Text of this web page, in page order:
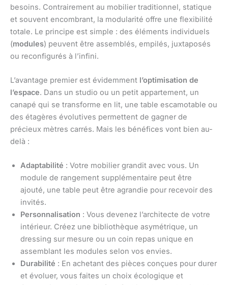
besoins. Contrairement au mobilier traditionnel, statique
et souvent encombrant, la modularité offre une flexibilité
totale. Le principe est simple : des éléments individuels
(modules) peuvent être assemblés, empilés, juxtaposés
ou reconfigurés à l’infini.
L’avantage premier est évidemment l’optimisation de
l’espace. Dans un studio ou un petit appartement, un
canapé qui se transforme en lit, une table escamotable ou
des étagères évolutives permettent de gagner de
précieux mètres carrés. Mais les bénéfices vont bien au-
delà :
Adaptabilité : Votre mobilier grandit avec vous. Un
module de rangement supplémentaire peut être
ajouté, une table peut être agrandie pour recevoir des
invités.
Personnalisation : Vous devenez l’architecte de votre
intérieur. Créez une bibliothèque asymétrique, un
dressing sur mesure ou un coin repas unique en
assemblant les modules selon vos envies.
Durabilité : En achetant des pièces conçues pour durer
et évoluer, vous faites un choix écologique et